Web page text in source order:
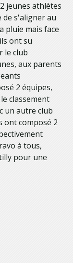
jeunes athlètes
de s'aligner au
pluie mais face
ont su
le club
aux parents
2 équipes,
classement
un autre club
ont composé 2
à tous,
pour une